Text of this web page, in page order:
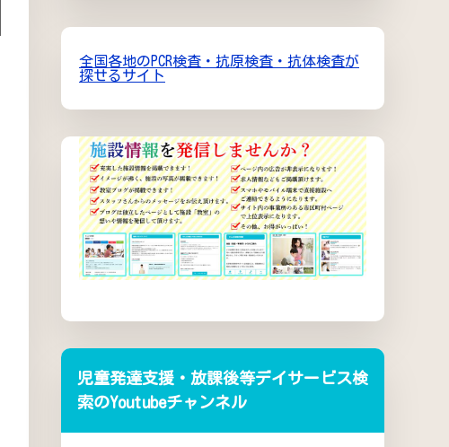
全国各地のPCR検査・抗原検査・抗体検査が
探せるサイト
児童発達支援・放課後等デイサービス検
索のYoutubeチャンネル